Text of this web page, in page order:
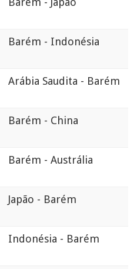
Barém - Indonésia
Arábia Saudita - Barém
Barém - China
Barém - Austrália
Japão - Barém
Indonésia - Barém